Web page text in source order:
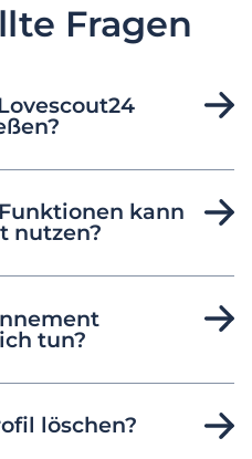
Fragen
kann
nutzen?
tun?
löschen?